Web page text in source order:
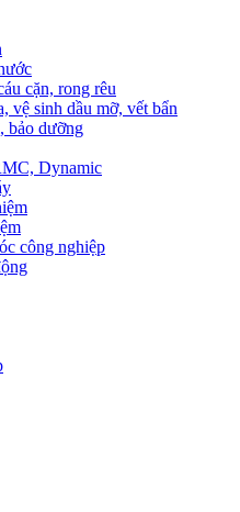
cặn, rong rêu
vệ sinh dầu mỡ, vết bẩn
bảo dưỡng
Dynamic
công nghiệp